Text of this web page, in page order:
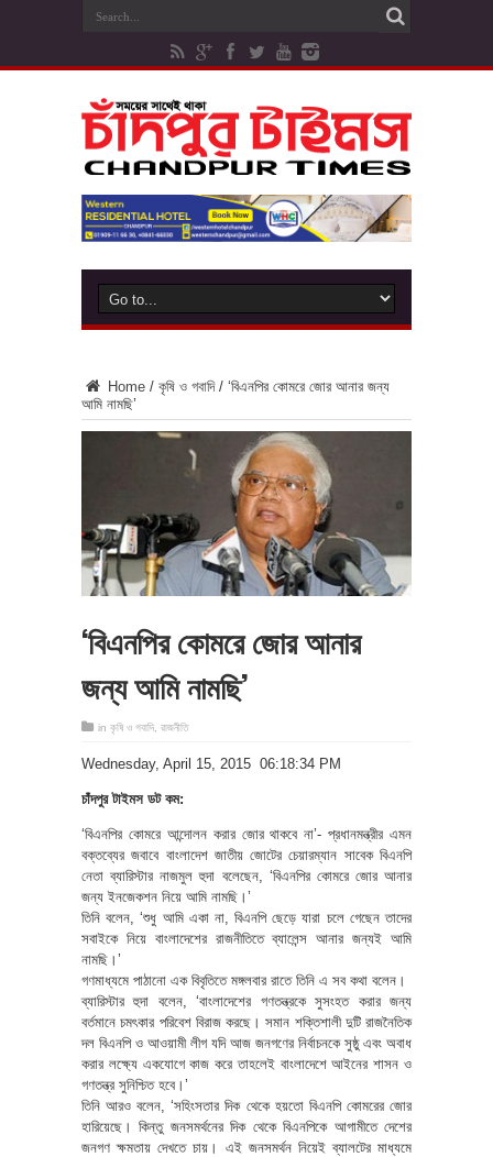
Home / কৃষি ও গবাদি / ‘বিএনপির কোমরে জোর আনার জন্য
আমি নামছি’
‘বিএনপির কোমরে জোর আনার
জন্য আমি নামছি’
in কৃষি ও গবাদি রাজনীতি
‎Wednesday, ‎April ‎15, ‎2015 06:18:34 PM
চাঁদপুর টাইমস ডট কম:
‘বিএনপির কোমরে আন্দোলন করার জোর থাকবে না’- প্রধানমন্ত্রীর এমন
বক্তব্যের জবাবে বাংলাদেশ জাতীয় জোটের চেয়ারম্যান সাবেক বিএনপি
নেতা ব্যারিস্টার নাজমুল হুদা বলেছেন, ‘বিএনপির কোমরে জোর আনার
জন্য ইনজেকশন নিয়ে আমি নামছি।’
তিনি বলেন, ‘শুধু আমি একা না, বিএনপি ছেড়ে যারা চলে গেছেন তাদের
সবাইকে নিয়ে বাংলাদেশের রাজনীতিতে ব্যালেন্স আনার জন্যই আমি
নামছি।’
গণমাধ্যমে পাঠানো এক বিবৃতিতে মঙ্গলবার রাতে তিনি এ সব কথা বলেন।
ব্যারিস্টার হুদা বলেন, ‘বাংলাদেশের গণতন্ত্রকে সুসংহত করার জন্য
বর্তমানে চমৎকার পরিবেশ বিরাজ করছে। সমান শক্তিশালী দুটি রাজনৈতিক
দল বিএনপি ও আওয়ামী লীগ যদি আজ জনগণের নির্বাচনকে সুষ্ঠু এবং অবাধ
করার লক্ষ্যে একযোগে কাজ করে তাহলেই বাংলাদেশে আইনের শাসন ও
গণতন্ত্র সুনিশ্চিত হবে।’
তিনি আরও বলেন, ‘সহিংসতার দিক থেকে হয়তো বিএনপি কোমরের জোর
হারিয়েছে। কিন্তু জনসমর্থনের দিক থেকে বিএনপিকে আগামীতে দেশের
জনগণ ক্ষমতায় দেখতে চায়। এই জনসমর্থন নিয়েই ব্যালটের মাধ্যমে